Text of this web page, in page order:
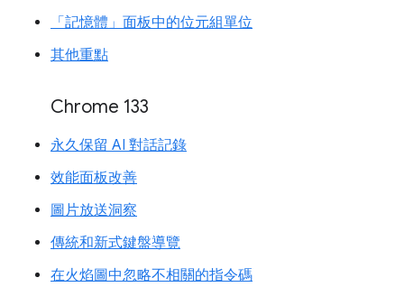
「記憶體」面板中的位元組單位
其他重點
Chrome 133
永久保留 AI 對話記錄
效能面板改善
圖片放送洞察
傳統和新式鍵盤導覽
在火焰圖中忽略不相關的指令碼